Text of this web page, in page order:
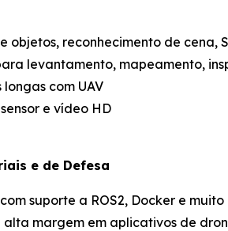
reconhecimento de cena,
levantamento, mapeamento,
com UAV
e vídeo HD
e de Defesa
suporte a ROS2, Docker e
margem em aplicativos de